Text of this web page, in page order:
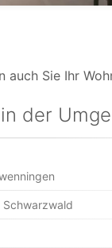
Sie Ihr
der
Schwarzwald